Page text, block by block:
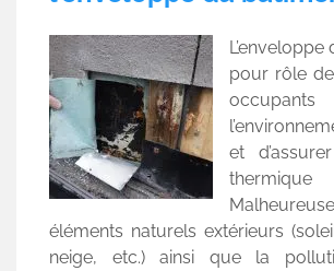
pour rôle
et
éléments naturels extérieurs
neige, etc.) ainsi que la